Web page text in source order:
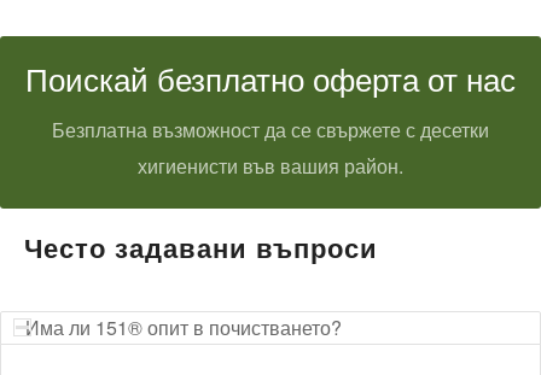
Поискай безплатно оферта от нас
Безплатна възможност да се свържете с десетки
хигиенисти във вашия район.
Често задавани въпроси
Има ли 151® опит в почистването?